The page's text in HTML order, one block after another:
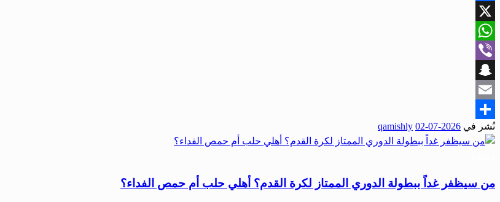
Facebook
X
WhatsApp
Viber
Snapchat
Email
Share
نُشر في 2026-07-02
qamishly
من سيظفر غداً ببطولة الدوري الممتاز لكرة القدم؟ أهلي حلب أم حمص الفداء؟